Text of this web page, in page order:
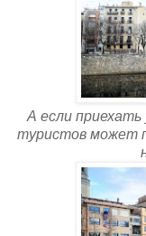
А если
туристов может